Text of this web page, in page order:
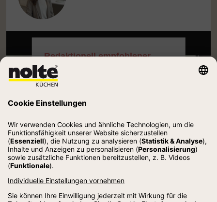
Redaktionell empfohlener
externer Inhalt
externe Inhalte angezeigt werden.
Daten an Drittplattformen übermittelt.
Nolte Küchen GmbH & Co. KG hat
darauf keinen Einfluss. Näheres dazu
lesen Sie in unserer
Datenschutzerklärung. Sie können
deaktivieren.